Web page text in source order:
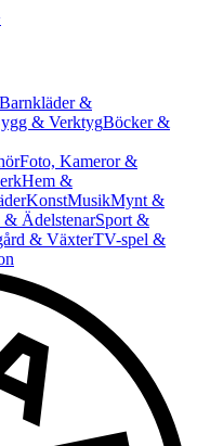
Barnkläder &
& VerktygBöcker &
Foto, Kameror &
Hem &
KonstMusikMynt &
& ÄdelstenarSport &
& VäxterTV-spel &